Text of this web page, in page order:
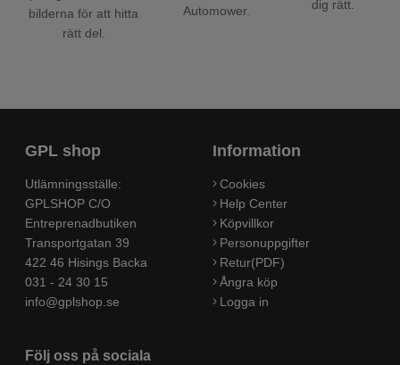
bilderna för att hitta
rätt del.
Automower.
dig rätt.
GPL shop
Utlämningsställe:
GPLSHOP C/O
Entreprenadbutiken
Transportgatan 39
422 46 Hisings Backa
031 - 24 30 15
info@gplshop.se
Följ oss på sociala
Information
Cookies
Help Center
Köpvillkor
Personuppgifter
Retur(PDF)
Ångra köp
Logga in